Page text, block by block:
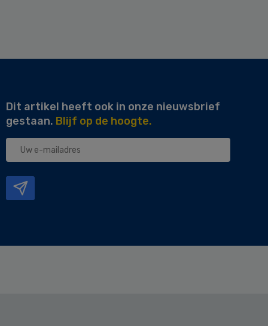
Dit artikel heeft ook in onze nieuwsbrief
gestaan. Blijf op de hoogte.
Uw